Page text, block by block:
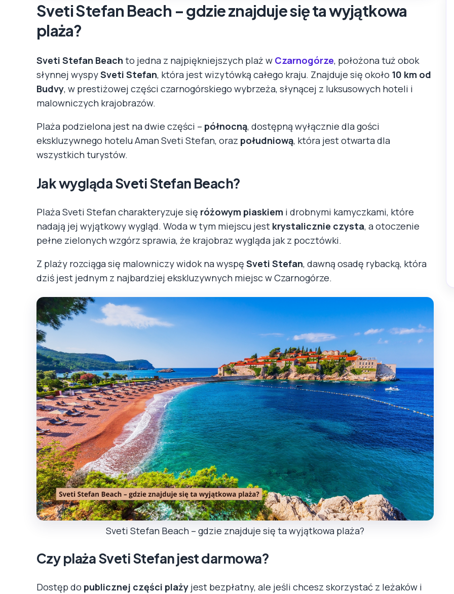
Sveti Stefan Beach – gdzie znajduje się ta wyjątkowa
plaża?
Sveti Stefan Beach to jedna z najpiękniejszych plaż w Czarnogórze, położona tuż obok
słynnej wyspySveti Stefan, która jest wizytówką całego kraju. Znajduje się około 10 km od
Budvy, w prestiżowej części czarnogórskiego wybrzeża, słynącej z luksusowych hoteli i
malowniczych krajobrazów.
Plaża podzielona jest na dwie części – północną, dostępną wyłącznie dla gości
ekskluzywnego hotelu Aman Sveti Stefan, oraz południową, która jest otwarta dla
wszystkich turystów.
Jak wygląda Sveti Stefan Beach?
Plaża Sveti Stefan charakteryzuje się różowym piaskiem i drobnymi kamyczkami, które
nadają jej wyjątkowy wygląd. Woda w tym miejscu jest krystalicznie czysta, a otoczenie
pełne zielonych wzgórz sprawia, że krajobraz wygląda jak z pocztówki.
Z plaży rozciąga się malowniczy widok na wyspę Sveti Stefan, dawną osadę rybacką, która
dziś jest jednym z najbardziej ekskluzywnych miejsc w Czarnogórze.
Sveti Stefan Beach – gdzie znajduje się ta wyjątkowa plaża?
Czy plaża Sveti Stefan jest darmowa?
Dostęp do publicznej części plaży jest bezpłatny, ale jeśli chcesz skorzystać z leżaków i